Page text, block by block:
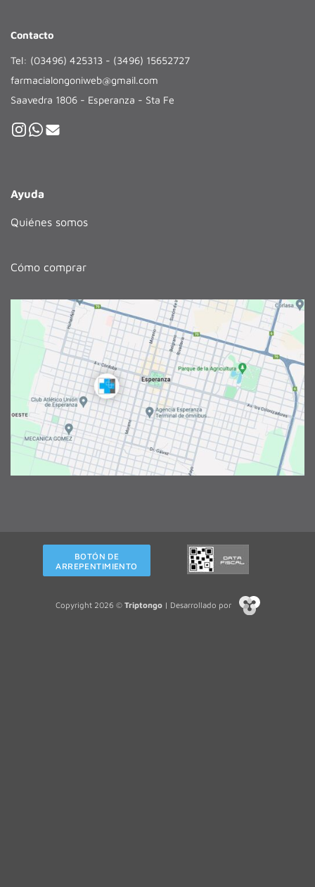
Contacto
Tel: (03496) 425313 - (3496) 15652727
farmacialongoniweb@gmail.com
Saavedra 1806 - Esperanza - Sta Fe
Ayuda
Quiénes somos
Cómo comprar
BOTÓN DE
ARREPENTIMIENTO
Copyright 2026 © Triptongo| Desarrollado por